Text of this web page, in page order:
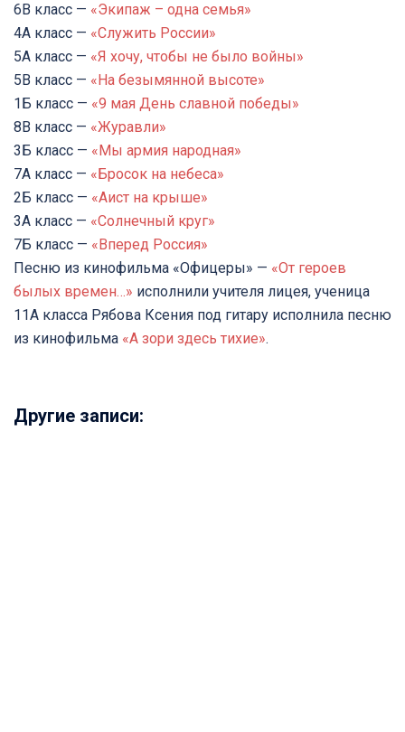
6В класс — «Экипаж – одна семья»
4А класс — «Служить России»
5А класс — «Я хочу, чтобы не было войны»
5В класс — «На безымянной высоте»
1Б класс — «9 мая День славной победы»
8В класс — «Журавли»
3Б класс — «Мы армия народная»
7А класс — «Бросок на небеса»
2Б класс — «Аист на крыше»
3А класс — «Солнечный круг»
7Б класс — «Вперед Россия»
Песню из кинофильма «Офицеры» — «От героев
былых времен…» исполнили учителя лицея, ученица
11А класса Рябова Ксения под гитару исполнила песню
из кинофильма «А зори здесь тихие».
Другие записи: